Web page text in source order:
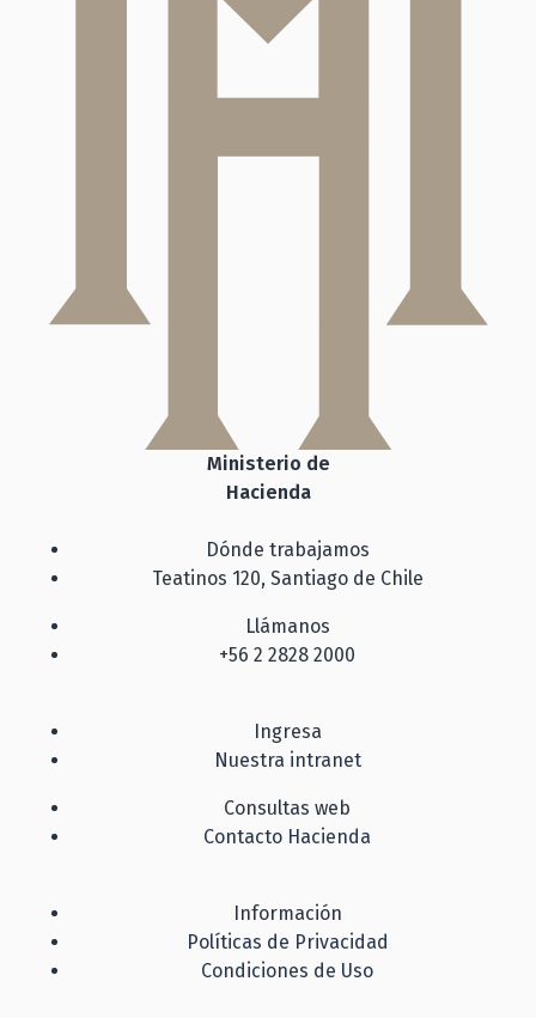
Ministerio de
Hacienda
Dónde trabajamos
Teatinos 120, Santiago de Chile
Llámanos
+56 2 2828 2000
Ingresa
Nuestra intranet
Consultas web
Contacto Hacienda
Información
Políticas de Privacidad
Condiciones de Uso